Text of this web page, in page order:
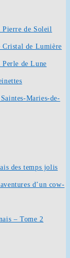
Pierre de Soleil
Cristal de Lumière
Perle de Lune
Maries-de-
des temps jolis
d’un cow-
– Tome 2